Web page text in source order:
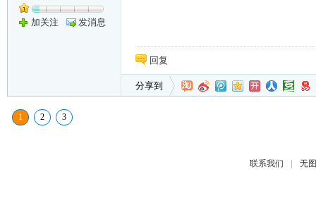
加关注 发消息
回复
分享到
1 2 3
联系我们 | 无